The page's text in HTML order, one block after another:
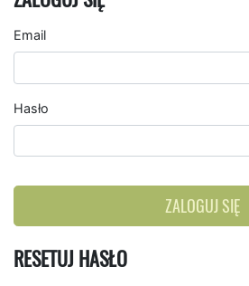
Email
Hasło
ZALOGUJ SIĘ
RESETUJ HASŁO